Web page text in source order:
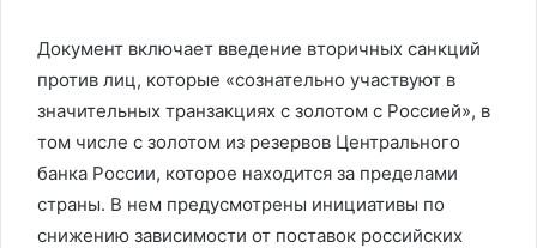
Документ включает введение вторичных санкций
против лиц, которые «сознательно участвуют в
значительных транзакциях с золотом с Россией», в
том числе с золотом из резервов Центрального
банка России, которое находится за пределами
страны. В нем предусмотрены инициативы по
снижению зависимости от поставок российских